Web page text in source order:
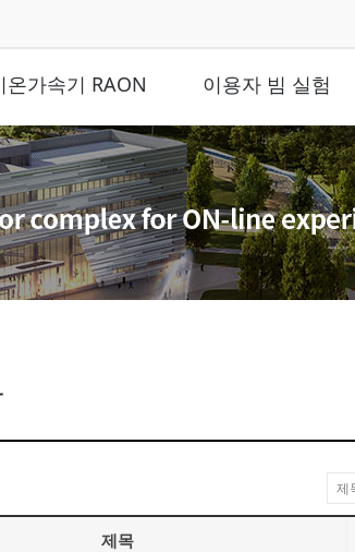
온가속기 RAON 이용자 빔 실험
제목